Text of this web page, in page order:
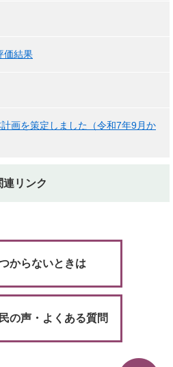
価結果
画を策定しました（令和7年9月か
連リンク
からないときは
の声・よくある質問